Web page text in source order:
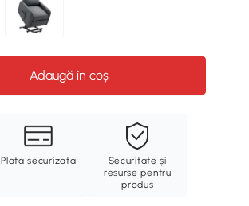
Adaugă în coș
Plata securizata
Securitate și
resurse pentru
produs